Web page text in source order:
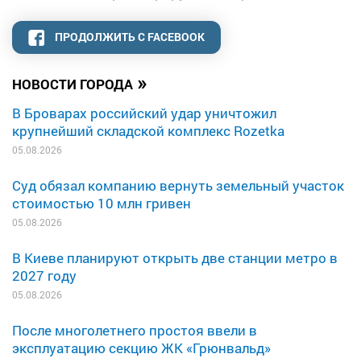
НОВОСТИ ГОРОДА »
В Броварах российский удар уничтожил
крупнейший складской комплекс Rozetka
05.08.2026
Суд обязал компанию вернуть земельный участок
стоимостью 10 млн гривен
05.08.2026
В Киеве планируют открыть две станции метро в
2027 году
05.08.2026
После многолетнего простоя ввели в
эксплуатацию секцию ЖК «Грюнвальд»
ПРОДОЛЖИТЬ С FACEBOOK